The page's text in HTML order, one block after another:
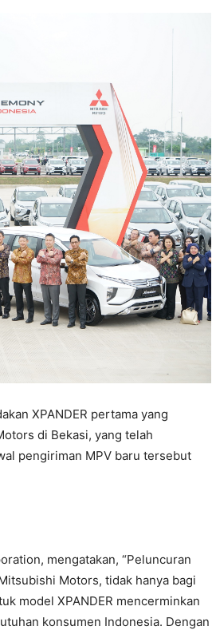
XPANDER pertama yang
di Bekasi, yang telah
pengiriman MPV baru tersebut
mengatakan, “Peluncuran
Motors, tidak hanya bagi
model XPANDER mencerminkan
konsumen Indonesia. Dengan